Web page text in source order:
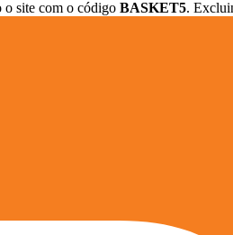
site com o código BASKET5.